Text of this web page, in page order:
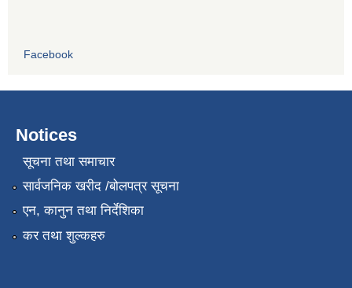
Facebook
Notices
सूचना तथा समाचार
सार्वजनिक खरीद /बोलपत्र सूचना
एन, कानुन तथा निर्देशिका
कर तथा शुल्कहरु